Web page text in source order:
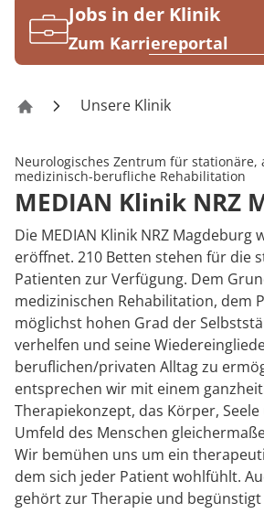
Jobs in der Klinik
Zum Karriereportal
Klinik NRZ Magdeburg
Unsere Klinik
Neurologisches Zentrum für stationäre,
medizinisch-berufliche Rehabilitation
MEDIAN Klinik NRZ
Die MEDIAN Klinik NRZ Magdeburg
eröffnet. 210 Betten stehen für die
Patienten zur Verfügung. Dem
medizinischen Rehabilitation, dem
möglichst hohen Grad der
verhelfen und seine
beruflichen/privaten Alltag zu
entsprechen wir mit einem
Therapiekonzept, das Körper,
Umfeld des Menschen
Wir bemühen uns um ein
dem sich jeder Patient wohlfühlt.
gehört zur Therapie und